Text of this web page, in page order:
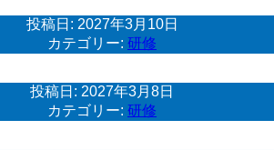
投稿日: 2027年3月10日
カテゴリー: 研修
投稿日: 2027年3月8日
カテゴリー: 研修